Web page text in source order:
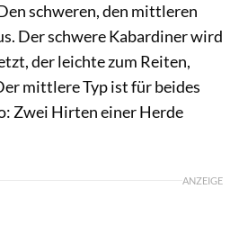
schweren, den mittleren
Der schwere Kabardiner wird
der leichte zum Reiten,
mittlere Typ ist für beides
Zwei Hirten einer Herde
ANZEIGE